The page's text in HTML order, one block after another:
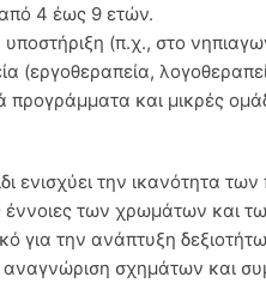
4 έως 9 ετών.
(π.χ., στο
(εργοθεραπεία,
προγράμματα και μικρές
ενισχύει την ικανότητα
έννοιες των χρωμάτων και
για την ανάπτυξη
σχημάτων και